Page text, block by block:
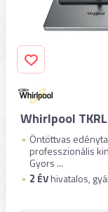
Whirlpool
Öntöttvas
professzionális
Gyors ...
2 ÉVhivatalos,